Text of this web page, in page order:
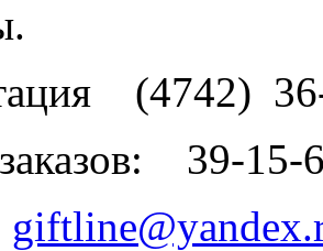
(4742)
39-15-